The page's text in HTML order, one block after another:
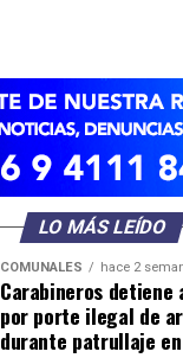
LO MÁS LEÍDO
COMUNALES hace 2
Carabineros detiene
por porte ilegal de
durante patrullaje